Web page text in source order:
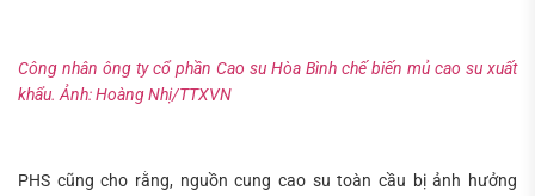
Công nhân ông ty cổ phần Cao su Hòa Bình chế biến mủ cao su xuất
khẩu. Ảnh: Hoàng Nhị/TTXVN
PHS cũng cho rằng, nguồn cung cao su toàn cầu bị ảnh hưởng